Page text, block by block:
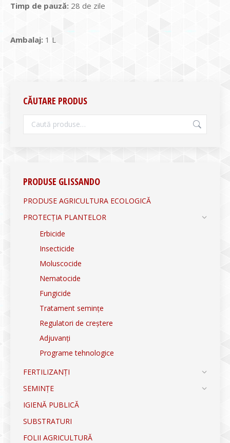
Timp de pauză: 28 de zile
Ambalaj: 1 L
CĂUTARE PRODUS
PRODUSE GLISSANDO
PRODUSE AGRICULTURA ECOLOGICĂ
PROTECȚIA PLANTELOR
Erbicide
Insecticide
Moluscocide
Nematocide
Fungicide
Tratament semințe
Regulatori de creștere
Adjuvanți
Programe tehnologice
FERTILIZANȚI
SEMINȚE
IGIENĂ PUBLICĂ
SUBSTRATURI
FOLII AGRICULTURĂ